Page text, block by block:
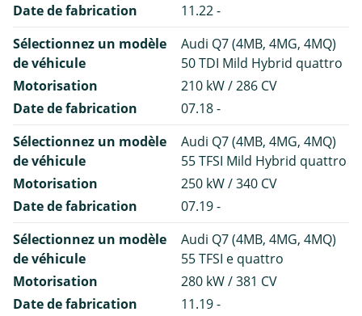
Date de fabrication
11.22 -
Sélectionnez un modèle
de véhicule
Audi Q7 (4MB, 4MG, 4MQ)
50 TDI Mild Hybrid quattro
Motorisation
210 kW / 286 CV
Date de fabrication
07.18 -
Sélectionnez un modèle
de véhicule
Audi Q7 (4MB, 4MG, 4MQ)
55 TFSI Mild Hybrid quattro
Motorisation
250 kW / 340 CV
Date de fabrication
07.19 -
Sélectionnez un modèle
de véhicule
Audi Q7 (4MB, 4MG, 4MQ)
55 TFSI e quattro
Motorisation
280 kW / 381 CV
Date de fabrication
11.19 -